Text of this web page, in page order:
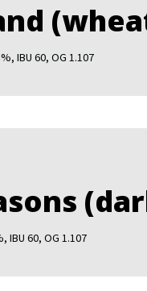
IBU 60, OG 1.107
IBU 60, OG 1.107